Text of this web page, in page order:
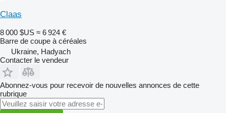
Claas
8 000 $US ≈ 6 924 €
Barre de coupe à céréales
Ukraine, Hadyach
Contacter le vendeur
Abonnez-vous pour recevoir de nouvelles annonces de cette
rubrique